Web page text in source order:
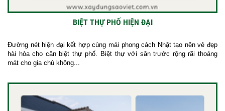
BIỆT THỰ PHỐ HIỆN ĐẠI
Đường nét hiện đại kết hợp cùng mái phong cách Nhật tạo nên vẻ đẹp
hài hòa cho căn biệt thự phố. Biệt thự với sân trước rộng rãi thoáng
mát cho gia chủ không...